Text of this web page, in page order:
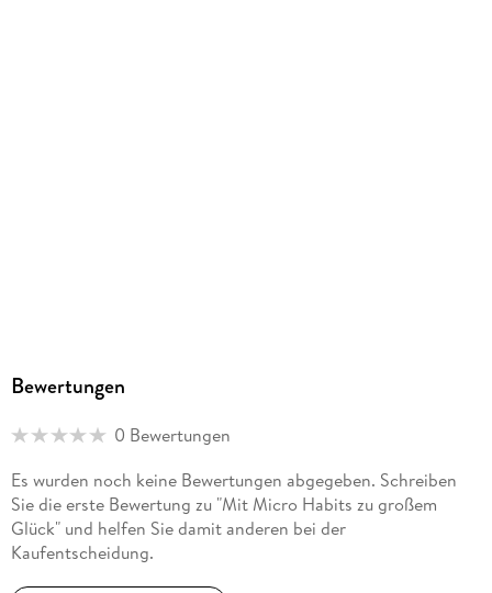
Bewertungen
0 Bewertungen
Es wurden noch keine Bewertungen abgegeben. Schreiben
Sie die erste Bewertung zu "Mit Micro Habits zu großem
Glück" und helfen Sie damit anderen bei der
Kaufentscheidung.